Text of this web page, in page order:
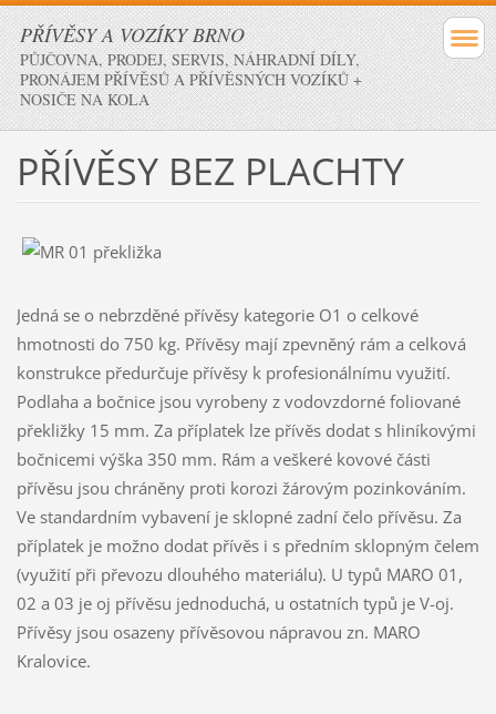
PŘÍVĚSY A VOZÍKY BRNO
PŮJČOVNA, PRODEJ, SERVIS, NÁHRADNÍ DÍLY,
PRONÁJEM PŘÍVĚSŮ A PŘÍVĚSNÝCH VOZÍKŮ +
NOSIČE NA KOLA
PŘÍVĚSY BEZ PLACHTY
Jedná se o nebrzděné přívěsy kategorie O1 o celkové
hmotnosti do 750 kg. Přívěsy mají zpevněný rám a celková
konstrukce předurčuje přívěsy k profesionálnímu využití.
Podlaha a bočnice jsou vyrobeny z vodovzdorné foliované
překližky 15 mm. Za příplatek lze přívěs dodat s hliníkovými
bočnicemi výška 350 mm. Rám a veškeré kovové části
přívěsu jsou chráněny proti korozi žárovým pozinkováním.
Ve standardním vybavení je sklopné zadní čelo přívěsu. Za
příplatek je možno dodat přívěs i s předním sklopným čelem
(využití při převozu dlouhého materiálu). U typů MARO 01,
02 a 03 je oj přívěsu jednoduchá, u ostatních typů je V-oj.
Přívěsy jsou osazeny přívěsovou nápravou zn. MARO
Kralovice.